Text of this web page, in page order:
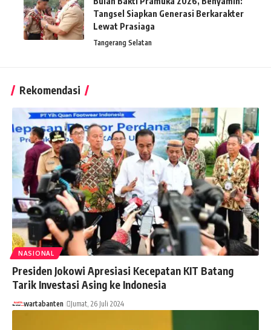
Tangsel Siapkan Generasi Berkarakter
Lewat Prasiaga
Tangerang Selatan
Rekomendasi
NASIONAL
Presiden Jokowi Apresiasi Kecepatan KIT Batang
Tarik Investasi Asing ke Indonesia
wartabanten Jumat, 26 Juli 2024